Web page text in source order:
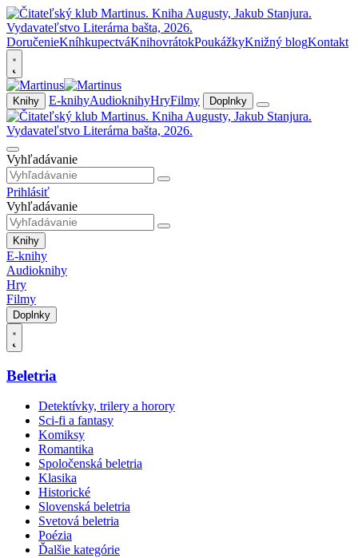
DoručenieKníhkupectváKnihovrátokPoukážkyKnižný blogKontakt
Knihy E-knihyAudioknihyHryFilmy Doplnky
Vyhľadávanie
Prihlásiť
Vyhľadávanie
Knihy
E-knihy
Audioknihy
Hry
Filmy
Doplnky
Beletria
Detektívky, trilery a horory
Sci-fi a fantasy
Komiksy
Romantika
Spoločenská beletria
Klasika
Historické
Slovenská beletria
Svetová beletria
Poézia
Ďalšie kategórie